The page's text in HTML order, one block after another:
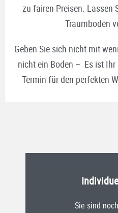
zu fairen Preisen. Lassen
Traumboden
Geben Sie sich nicht mit
nicht ein Boden – Es ist
Termin für den perfekten
Sie sind